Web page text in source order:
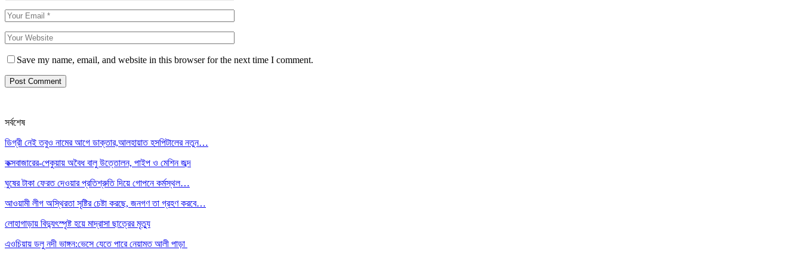
Save my name, email, and website in this browser for the next time I comment.
সর্বশেষ
ডিগ্রী নেই তবুও নামের আগে ডাক্তার,আলহায়াত হসপিটালের নতুন…
কক্সবাজারের-পেকুয়ায় অবৈধ বালু উত্তোলন, পাইপ ও মেশিন জব্দ
ঘুষের টাকা ফেরত দেওয়ার প্রতিশ্রুতি দিয়ে গোপনে কর্মস্থল…
আওয়ামী লীগ অস্থিরতা সৃষ্টির চেষ্টা করছে, জনগণ তা গ্রহণ করবে…
লোহাগাড়ায় বিদ্যুৎস্পৃষ্ট হয়ে মাদ্রাসা ছাত্রের মৃত্যু
এওচিয়ায় ডলু নদী ভাঙ্গন:ভেসে যেতে পারে নেয়ামত আলী পাড়া